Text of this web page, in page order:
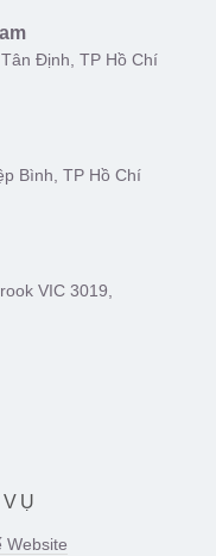
Định, TP Hồ Chí
Bình, TP Hồ Chí
VIC 3019,
Website